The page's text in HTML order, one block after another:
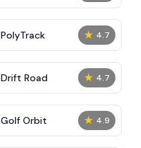
★ 4.7
PolyTrack
★ 4.7
Drift Road
★ 4.9
Golf Orbit